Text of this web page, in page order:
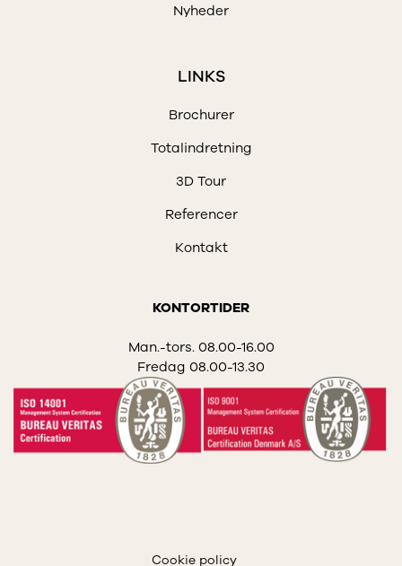
Nyheder
LINKS
Brochurer
Totalindretning
3D Tour
Referencer
Kontakt
KONTORTIDER
Man.-tors. 08.00-16.00
Fredag 08.00-13.30
Cookie policy